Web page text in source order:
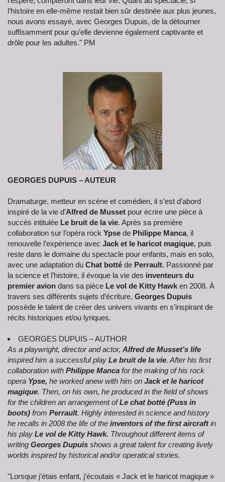
l’histoire en elle-même restait bien sûr destinée aux plus jeunes,
nous avons essayé, avec Georges Dupuis, de la détourner
suffisamment pour qu’elle devienne également captivante et
drôle pour les adultes." PM
GEORGES DUPUIS – AUTEUR
Dramaturge, metteur en scène et comédien, il s’est d’abord
inspiré de la vie d’Alfred de Musset pour écrire une pièce à
succès intitulée Le bruit de la vie. Après sa première
collaboration sur l’opéra rock Ypse de Philippe Manca, il
renouvelle l’expérience avec Jack et le haricot magique, puis
reste dans le domaine du spectacle pour enfants, mais en solo,
avec une adaptation du Chat botté de Perrault. Passionné par
la science et l’histoire, il évoque la vie des inventeurs du
premier avion dans sa pièce Le vol de Kitty Hawk en 2008. À
travers ses différents sujets d’écriture, Georges Dupuis
possède le talent de créer des univers vivants en s’inspirant de
récits historiques et/ou lyriques.
GEORGES DUPUIS – AUTHOR
As a playwright, director and actor, Alfred de Musset’s life
inspired him a successful play Le bruit de la vie. After his first
collaboration with Philippe Manca for the making of his rock
opera Ypse, he worked anew with him on Jack et le haricot
magique. Then, on his own, he produced in the field of shows
for the children an arrangement ofLe chat botté (Puss in
boots) from Perrault. Highly interested in science and history
he recalls in 2008 the life of the inventors of the first aircraftin
his play Le vol de Kitty Hawk. Throughout different items of
writing Georges Dupuis shows a great talent for creating lively
worlds inspired by historical and/or operatical stories.
"Lorsque j’étais enfant, j’écoutais « Jack et le haricot magique »